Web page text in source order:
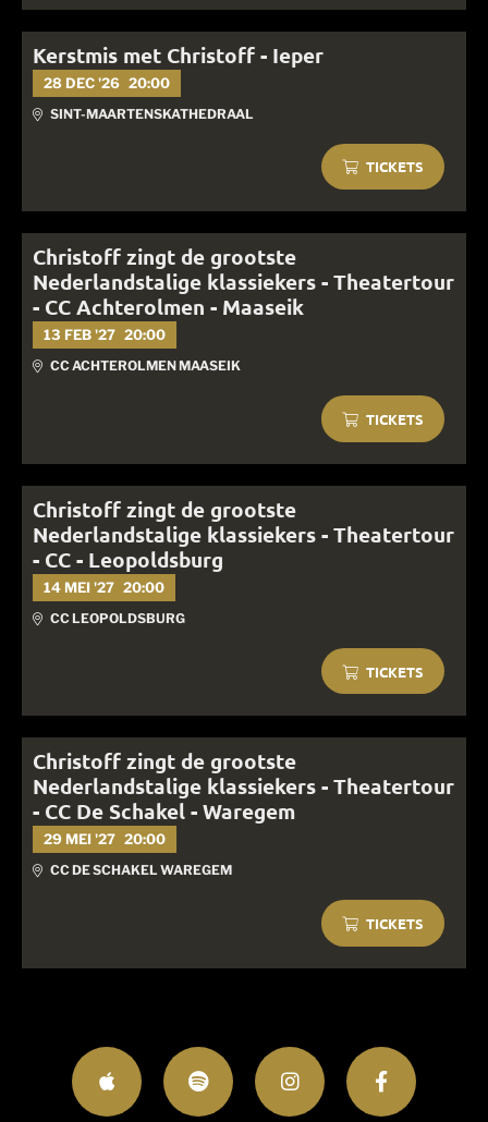
Kerstmis met Christoff - Ieper
28 DEC '26 20:00
SINT-MAARTENSKATHEDRAAL
TICKETS
Christoff zingt de grootste
Nederlandstalige klassiekers - Theatertour
- CC Achterolmen - Maaseik
13 FEB '27 20:00
CC ACHTEROLMEN MAASEIK
TICKETS
Christoff zingt de grootste
Nederlandstalige klassiekers - Theatertour
- CC - Leopoldsburg
14 MEI '27 20:00
CC LEOPOLDSBURG
TICKETS
Christoff zingt de grootste
Nederlandstalige klassiekers - Theatertour
- CC De Schakel - Waregem
29 MEI '27 20:00
CC DE SCHAKEL WAREGEM
TICKETS